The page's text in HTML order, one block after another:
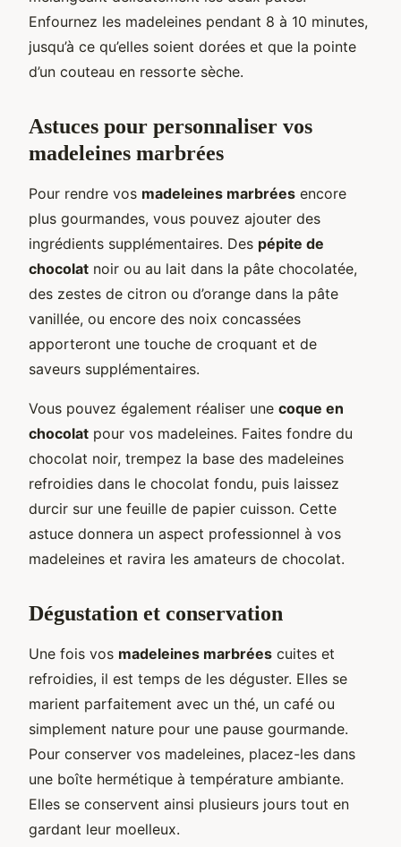
Enfournez les madeleines pendant 8 à 10 minutes,
jusqu’à ce qu’elles soient dorées et que la pointe
d’un couteau en ressorte sèche.
Astuces pour personnaliser vos
madeleines marbrées
Pour rendre vos madeleines marbrées encore
plus gourmandes, vous pouvez ajouter des
ingrédients supplémentaires. Des pépite de
chocolat noir ou au lait dans la pâte chocolatée,
des zestes de citron ou d’orange dans la pâte
vanillée, ou encore des noix concassées
apporteront une touche de croquant et de
saveurs supplémentaires.
Vous pouvez également réaliser une coque en
chocolat pour vos madeleines. Faites fondre du
chocolat noir, trempez la base des madeleines
refroidies dans le chocolat fondu, puis laissez
durcir sur une feuille de papier cuisson. Cette
astuce donnera un aspect professionnel à vos
madeleines et ravira les amateurs de chocolat.
Dégustation et conservation
Une fois vos madeleines marbrées cuites et
refroidies, il est temps de les déguster. Elles se
marient parfaitement avec un thé, un café ou
simplement nature pour une pause gourmande.
Pour conserver vos madeleines, placez-les dans
une boîte hermétique à température ambiante.
Elles se conservent ainsi plusieurs jours tout en
gardant leur moelleux.